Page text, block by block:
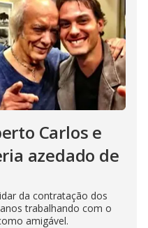
Carlos e
azedado de
da contratação dos
trabalhando com o
amigável.